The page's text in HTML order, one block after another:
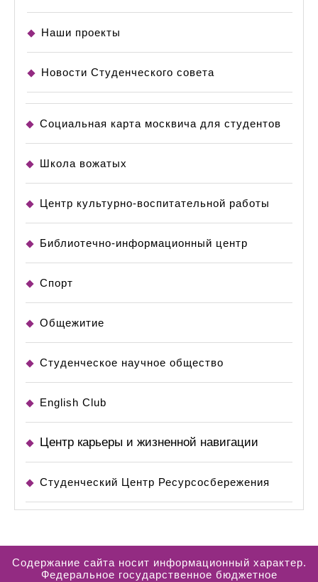
Наши проекты
Новости Студенческого совета
Социальная карта москвича для студентов
Школа вожатых
Центр культурно-воспитательной работы
Библиотечно-информационный центр
Спорт
Общежитие
Студенческое научное общество
English Club
Центр карьеры и жизненной навигации
Студенческий Центр Ресурсосбережения
Содержание сайта носит информационный характер.
Федеральное государственное бюджетное